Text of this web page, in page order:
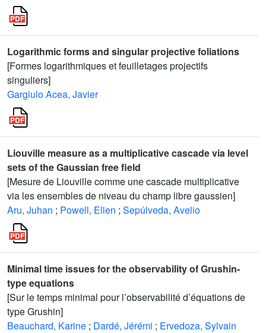
Logarithmic forms and singular projective foliations
[Formes logarithmiques et feuilletages projectifs
singuliers]
Gargiulo Acea, Javier
Liouville measure as a multiplicative cascade via level
sets of the Gaussian free field
[Mesure de Liouville comme une cascade multiplicative
via les ensembles de niveau du champ libre gaussien]
Aru, Juhan ; Powell, Ellen ; Sepúlveda, Avelio
Minimal time issues for the observability of Grushin-
type equations
[Sur le temps minimal pour l’observabilité d’équations de
type Grushin]
Beauchard, Karine ; Dardé, Jérémi ; Ervedoza, Sylvain